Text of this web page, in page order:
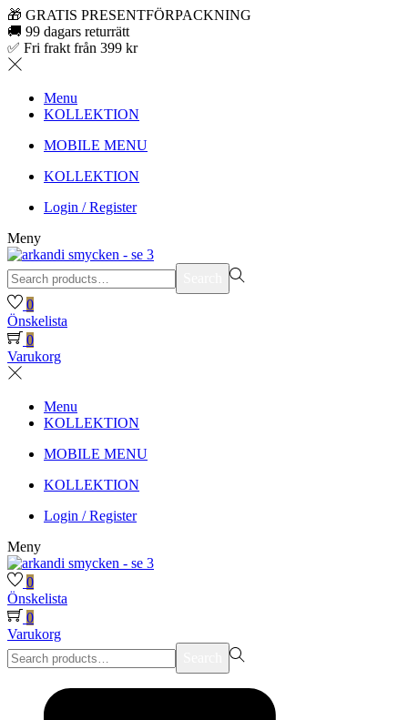
🎁 GRATIS PRESENTFÖRPACKNING
🚚 99 dagars returrätt
✅ Fri frakt från 399 kr
Menu
KOLLEKTION
MOBILE MENU
KOLLEKTION
Login / Register
Meny
Search
for:>
0
Önskelista
0
Varukorg
Menu
KOLLEKTION
MOBILE MENU
KOLLEKTION
Login / Register
Meny
0
Önskelista
0
Varukorg
Search
for:>